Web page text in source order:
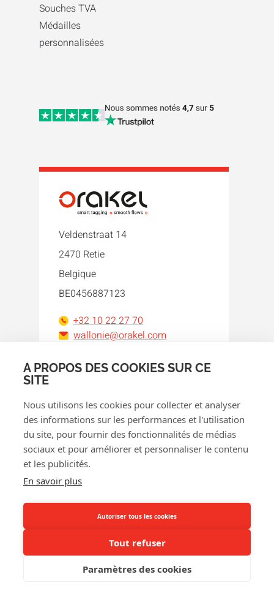
À PROPOS DES COOKIES SUR CE
SITE
Nous utilisons les cookies pour collecter et analyser
des informations sur les performances et l'utilisation
du site, pour fournir des fonctionnalités de médias
sociaux et pour améliorer et personnaliser le contenu
et les publicités.
En savoir plus
Autoriser tous les cookies
Tout refuser
Paramètres des cookies
Souches TVA
Médailles
personnalisées
Veldenstraat 14
2470 Retie
Belgique
BE0456887123
+32 10 22 27 70
wallonie@orakel.com
FacebookInstagram
LinkedInWhatsApp
YouTube
Politique de cookies
Politique de remboursement